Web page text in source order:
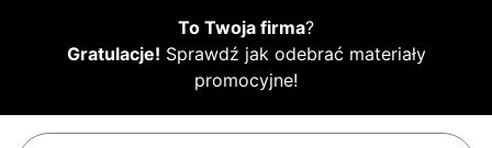
To Twoja firma?
Gratulacje! Sprawdź jak odebrać materiały
promocyjne!